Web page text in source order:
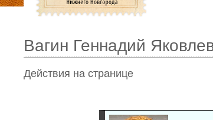
Вагин Геннадий
Действия на странице